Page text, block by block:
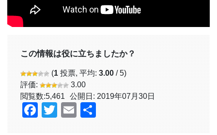
この情報は役に立ちましたか？
(1 投票, 平均: 3.00 / 5)
評価:
3.00
閲覧数:5,461 公開日: 2019年07月30日
Facebook
TwitterEmail